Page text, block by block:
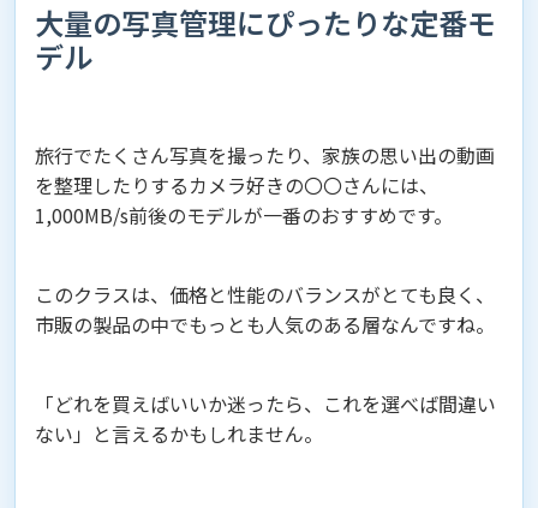
大量の写真管理にぴったりな定番モ
デル
旅行でたくさん写真を撮ったり、家族の思い出の動画
を整理したりするカメラ好きの〇〇さんには、
1,000MB/s前後のモデルが一番のおすすめです。
このクラスは、価格と性能のバランスがとても良く、
市販の製品の中でもっとも人気のある層なんですね。
「どれを買えばいいか迷ったら、これを選べば間違い
ない」と言えるかもしれません。